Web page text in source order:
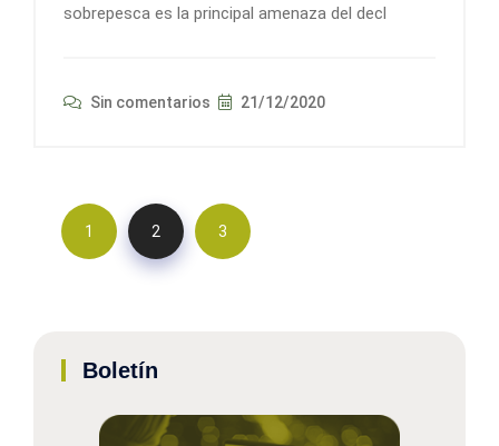
sobrepesca es la principal amenaza del decl
Sin comentarios 21/12/2020
1 2 3
Boletín